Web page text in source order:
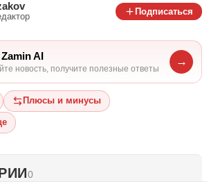
Подписаться
AI
новость, получите полезные ответы
→
Плюсы и минусы
0